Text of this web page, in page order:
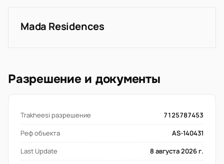
Mada Residences
Разрешение и документы
Trakheesi разрешение
7125787453
Реф объекта
AS-140431
Last Update
8 августа 2026 г.